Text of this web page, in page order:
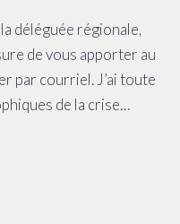
déléguée régionale,
de vous apporter au
par courriel. J’ai toute
de la crise…